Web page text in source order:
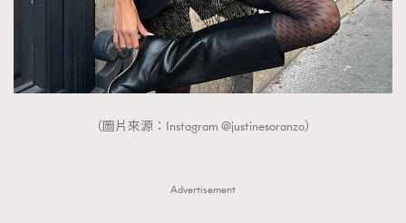
（圖片來源：Instagram @justinesoranzo）
Advertisement